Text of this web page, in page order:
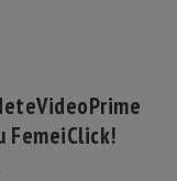
VideoPrime
FemeiClick!